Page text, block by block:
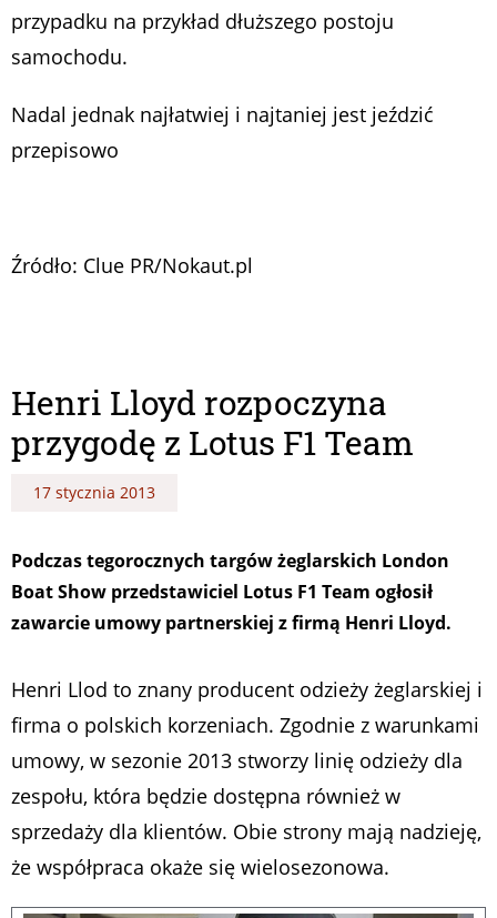
przypadku na przykład dłuższego postoju
samochodu.
Nadal jednak najłatwiej i najtaniej jest jeździć
przepisowo
Źródło: Clue PR/Nokaut.pl
Henri Lloyd rozpoczyna
przygodę z Lotus F1 Team
17 stycznia 2013
Podczas tegorocznych targów żeglarskich London
Boat Show przedstawiciel Lotus F1 Team ogłosił
zawarcie umowy partnerskiej z firmą Henri Lloyd.
Henri Llod to znany producent odzieży żeglarskiej i
firma o polskich korzeniach. Zgodnie z warunkami
umowy, w sezonie 2013 stworzy linię odzieży dla
zespołu, która będzie dostępna również w
sprzedaży dla klientów. Obie strony mają nadzieję,
że współpraca okaże się wielosezonowa.